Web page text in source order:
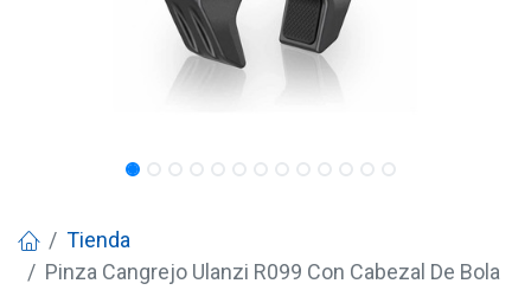
Tienda
Pinza Cangrejo Ulanzi R099 Con Cabezal De Bola